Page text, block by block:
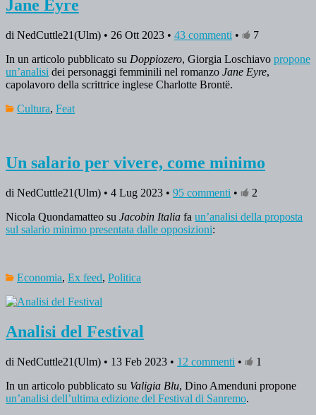
Jane Eyre
di NedCuttle21(Ulm) • 26 Ott 2023 • 43 commenti •
7
In un articolo pubblicato su Doppiozero, Giorgia Loschiavo propone
un’analisi dei personaggi femminili nel romanzo Jane Eyre,
capolavoro della scrittrice inglese Charlotte Brontë.
Cultura, Feat
Un salario per vivere, come minimo
di NedCuttle21(Ulm) • 4 Lug 2023 • 95 commenti •
2
Nicola Quondamatteo su Jacobin Italia fa un’analisi della proposta
sul salario minimo presentata dalle opposizioni:
Economia, Ex feed, Politica
Analisi del Festival
di NedCuttle21(Ulm) • 13 Feb 2023 • 12 commenti •
1
In un articolo pubblicato su Valigia Blu, Dino Amenduni propone
un’analisi dell’ultima edizione del Festival di Sanremo.